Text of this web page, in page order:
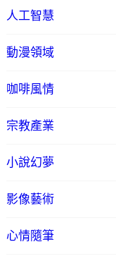
人工智慧
動漫領域
咖啡風情
宗教產業
小說幻夢
影像藝術
心情隨筆